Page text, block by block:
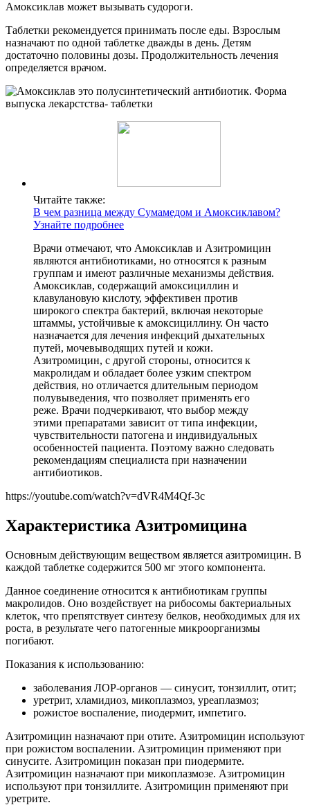
Амоксиклав может вызывать судороги.
Таблетки рекомендуется принимать после еды. Взрослым
назначают по одной таблетке дважды в день. Детям
достаточно половины дозы. Продолжительность лечения
определяется врачом.
Читайте также:
В чем разница между Сумамедом и Амоксиклавом?
Узнайте подробнее
Врачи отмечают, что Амоксиклав и Азитромицин
являются антибиотиками, но относятся к разным
группам и имеют различные механизмы действия.
Амоксиклав, содержащий амоксициллин и
клавулановую кислоту, эффективен против
широкого спектра бактерий, включая некоторые
штаммы, устойчивые к амоксициллину. Он часто
назначается для лечения инфекций дыхательных
путей, мочевыводящих путей и кожи.
Азитромицин, с другой стороны, относится к
макролидам и обладает более узким спектром
действия, но отличается длительным периодом
полувыведения, что позволяет применять его
реже. Врачи подчеркивают, что выбор между
этими препаратами зависит от типа инфекции,
чувствительности патогена и индивидуальных
особенностей пациента. Поэтому важно следовать
рекомендациям специалиста при назначении
антибиотиков.
https://youtube.com/watch?v=dVR4M4Qf-3c
Характеристика Азитромицина
Основным действующим веществом является азитромицин. В
каждой таблетке содержится 500 мг этого компонента.
Данное соединение относится к антибиотикам группы
макролидов. Оно воздействует на рибосомы бактериальных
клеток, что препятствует синтезу белков, необходимых для их
роста, в результате чего патогенные микроорганизмы
погибают.
Показания к использованию:
заболевания ЛОР-органов — синусит, тонзиллит, отит;
уретрит, хламидиоз, микоплазмоз, уреаплазмоз;
рожистое воспаление, пиодермит, импетиго.
Азитромицин назначают при отите. Азитромицин используют
при рожистом воспалении. Азитромицин применяют при
синусите. Азитромицин показан при пиодермите.
Азитромицин назначают при микоплазмозе. Азитромицин
используют при тонзиллите. Азитромицин применяют при
уретрите.